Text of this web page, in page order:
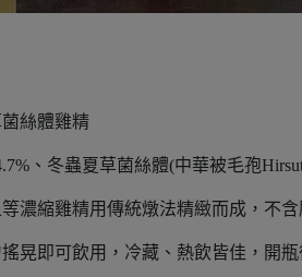
絲體雞精
、冬蟲夏草菌絲體(中華被毛孢
濃縮雞精用傳統燉法精緻而成，不
晃即可飲用，冷藏、熱飲皆佳，開